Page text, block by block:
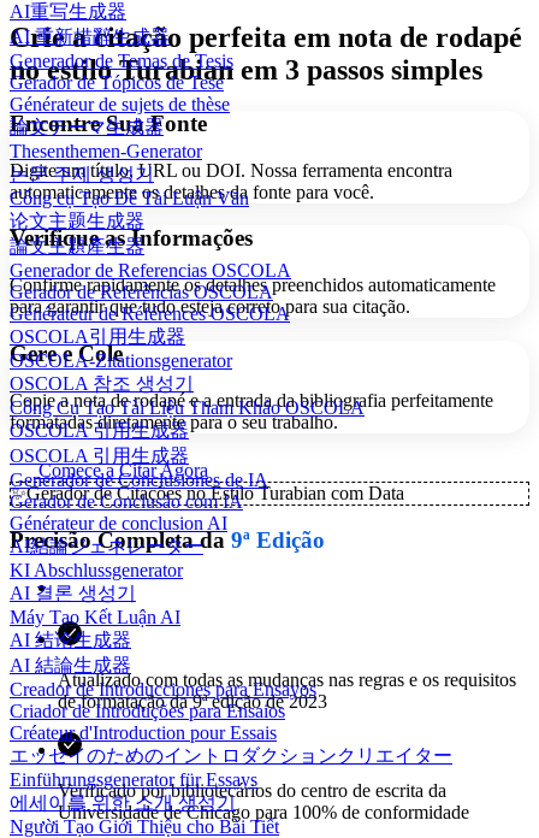
AI重写生成器
AI 重新措辭生成器
Generador de Temas de Tesis
Gerador de Tópicos de Tese
Générateur de sujets de thèse
論文テーマ生成器
Thesenthemen-Generator
논문 주제 생성기
Công cụ Tạo Đề Tài Luận Văn
论文主题生成器
論文主題產生器
Generador de Referencias OSCOLA
Gerador de Referências OSCOLA
Générateur de Références OSCOLA
OSCOLA引用生成器
OSCOLA-Zitationsgenerator
OSCOLA 참조 생성기
Công Cụ Tạo Tài Liệu Tham Khảo OSCOLA
OSCOLA 引用生成器
OSCOLA 引用生成器
Generador de Conclusiones de IA
Gerador de Conclusão com IA
Générateur de conclusion AI
AI結論ジェネレーター
KI Abschlussgenerator
AI 결론 생성기
Máy Tạo Kết Luận AI
AI 结论生成器
AI 結論生成器
Creador de Introducciones para Ensayos
Criador de Introduções para Ensaios
Créateur d'Introduction pour Essais
エッセイのためのイントロダクションクリエイター
Einführungsgenerator für Essays
에세이를 위한 소개 생성기
Người Tạo Giới Thiệu cho Bài Tiết
Crie a citação perfeita em nota de rodapé
no estilo Turabian em 3 passos simples
Encontre Sua Fonte
Digite um título, URL ou DOI. Nossa ferramenta encontra
automaticamente os detalhes da fonte para você.
Verifique as Informações
Confirme rapidamente os detalhes preenchidos automaticamente
para garantir que tudo esteja correto para sua citação.
Gere e Cole
Copie a nota de rodapé e a entrada da bibliografia perfeitamente
formatadas diretamente para o seu trabalho.
Comece a Citar Agora
✨Gerador de Citações no Estilo Turabian com Data
Precisão Completa da9ª Edição
Atualizado com todas as mudanças nas regras e os requisitos
de formatação da 9ª edição de 2023
Verificado por bibliotecários do centro de escrita da
Universidade de Chicago para 100% de conformidade